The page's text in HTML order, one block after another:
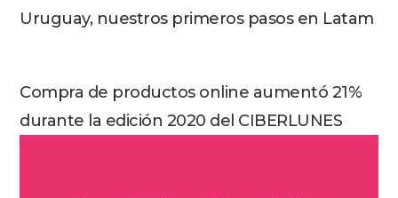
Uruguay, nuestros primeros pasos en Latam
Compra de productos online aumentó 21%
durante la edición 2020 del CIBERLUNES